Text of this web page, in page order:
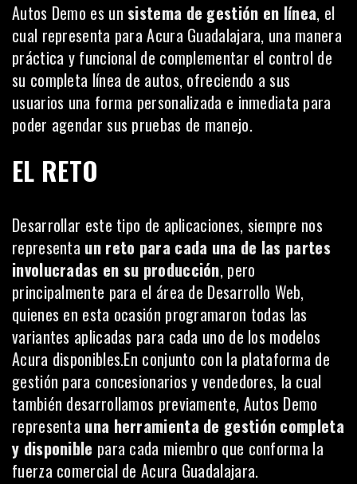
Autos Demo es un sistema de gestión en línea, el
cual representa para Acura Guadalajara, una manera
práctica y funcional de complementar el control de
su completa línea de autos, ofreciendo a sus
usuarios una forma personalizada e inmediata para
poder agendar sus pruebas de manejo.
EL RETO
Desarrollar este tipo de aplicaciones, siempre nos
representa un reto para cada una de las partes
involucradas en su producción, pero
principalmente para el área de Desarrollo Web,
quienes en esta ocasión programaron todas las
variantes aplicadas para cada uno de los modelos
Acura disponibles.En conjunto con la plataforma de
gestión para concesionarios y vendedores, la cual
también desarrollamos previamente, Autos Demo
representa una herramienta de gestión completa
y disponible para cada miembro que conforma la
fuerza comercial de Acura Guadalajara.